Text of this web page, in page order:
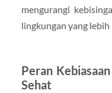
mengurangi
lingkungan yang
Peran
Sehat